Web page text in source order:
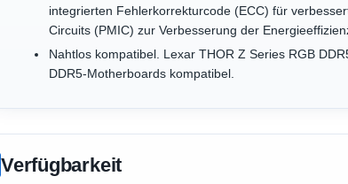
integrierten Fehlerkorrekturcode (ECC) für
Circuits (PMIC) zur Verbesserung der
Nahtlos kompatibel. Lexar THOR Z Series RGB
DDR5-Motherboards kompatibel.
Verfügbarkeit